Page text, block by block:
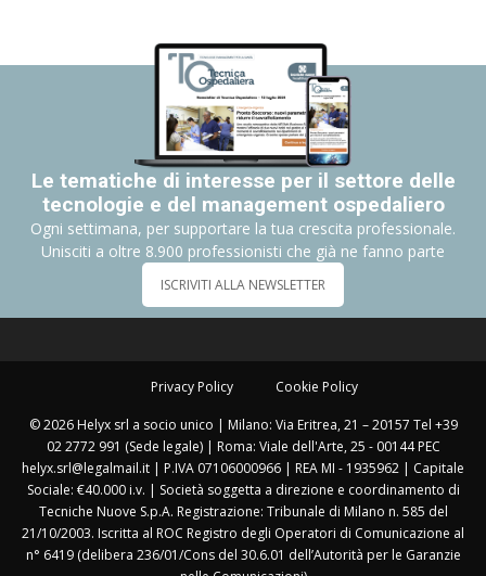
Le tematiche di interesse per il settore delle
tecnologie e del management ospedaliero
Ogni settimana, per supportare la tua crescita professionale.
Unisciti a oltre 8.900 professionisti che già ne fanno parte
ISCRIVITI ALLA NEWSLETTER
Privacy Policy Cookie Policy
© 2026 Helyx srl a socio unico | Milano: Via Eritrea, 21 – 20157 Tel +39
02 2772 991 (Sede legale) | Roma: Viale dell'Arte, 25 - 00144 PEC
helyx.srl@legalmail.it | P.IVA 07106000966 | REA MI - 1935962 | Capitale
Sociale: €40.000 i.v. | Società soggetta a direzione e coordinamento di
Tecniche Nuove S.p.A. Registrazione: Tribunale di Milano n. 585 del
21/10/2003. Iscritta al ROC Registro degli Operatori di Comunicazione al
n° 6419 (delibera 236/01/Cons del 30.6.01 dell’Autorità per le Garanzie